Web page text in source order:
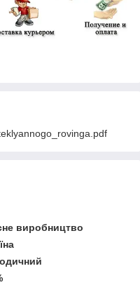
виробництво